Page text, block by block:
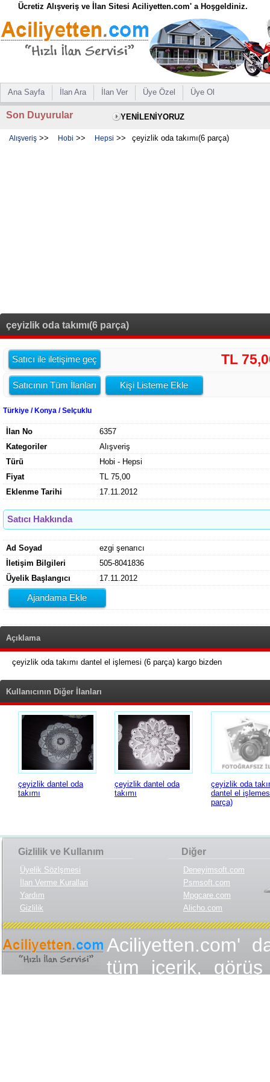
Ücretiz Alışveriş ve İlan Sitesi Aciliyetten.com' a Hoşgeldiniz.
Ana Sayfa İlan Ara İlan Ver Üye Özel Üye Ol
Son Duyurular YENİLENİYORUZ
Alışveriş >> Hobi >> Hepsi >> çeyizlik oda takımı(6 parça)
çeyizlik oda takımı(6 parça)
Satıcı ile iletişime geç TL
Satıcının Tüm İlanları Kişi Listeme Ekle
Türkiye / Konya / Selçuklu
İlan No
6357
Kategoriler
Alışveriş
Türü
Hobi - Hepsi
Fiyat
TL 75,00
Eklenme Tarihi
17.11.2012
Satıcı Hakkında
Ad Soyad
ezgi şenarıcı
İletişim Bilgileri
505-8041836
Üyelik Başlangıcı
17.11.2012
Ajandama Ekle
Açıklama
çeyizlik oda takımı dantel el işlemesi (6 parça) kargo bizden
Kullanıcının Diğer İlanları
çeyizlik dantel oda
takımı
çeyizlik dantel oda
takımı
çeyizlik oda
dantel el
parça)
Gizlilik ve Kullanım
Üyelik Sözlşmesi
İlan Verme Kurallari
Yardım
Gizlilik
Diğer
Deneyimsoft.com
Psmsoft.com
Mpgcare.com
Alicho.com
Aciliyetten.com'
tüm içerik,